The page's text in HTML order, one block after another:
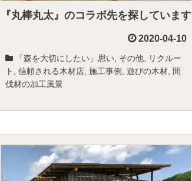
『丸棒丸太』のコラボ先を探しています
2020-04-10
「森を大切にしたい」思い その他
リクルー
ト
信頼される木材店 施工事例 遊びの木材
間
伐材の加工風景